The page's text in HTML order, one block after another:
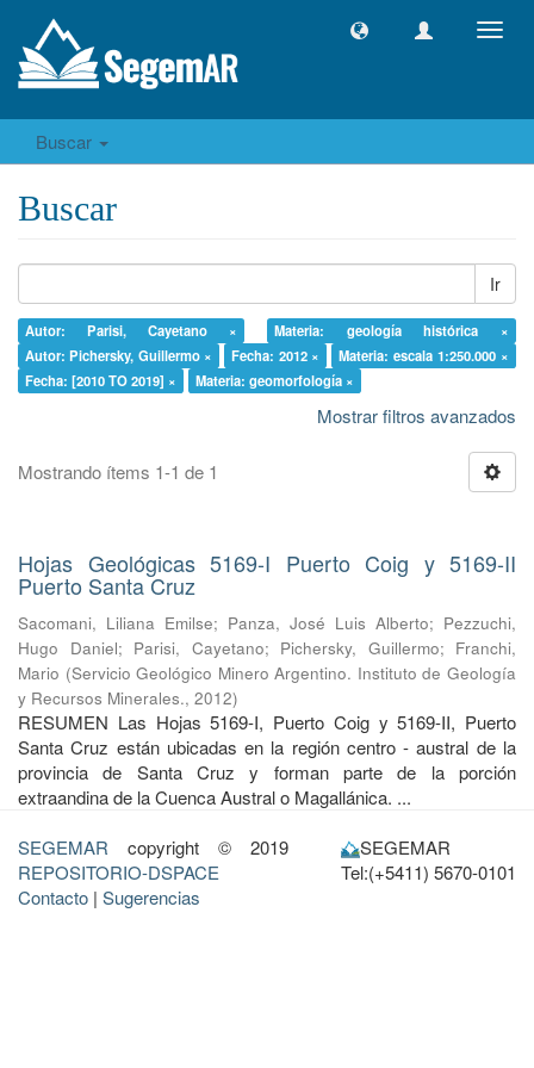
Buscar
Buscar
Ir
Autor: Parisi, Cayetano ×
Materia: geología histórica ×
Autor: Pichersky, Guillermo ×
Fecha: 2012 ×
Materia: escala 1:250.000 ×
Fecha: [2010 TO 2019] ×
Materia: geomorfología ×
Mostrar filtros avanzados
Mostrando ítems 1-1 de 1
Hojas Geológicas 5169-I Puerto Coig y 5169-II
Puerto Santa Cruz
Sacomani, Liliana Emilse; Panza, José Luis Alberto; Pezzuchi,
Hugo Daniel; Parisi, Cayetano; Pichersky, Guillermo; Franchi,
Mario (Servicio Geológico Minero Argentino. Instituto de Geología
y Recursos Minerales., 2012)
RESUMEN Las Hojas 5169-I, Puerto Coig y 5169-II, Puerto
Santa Cruz están ubicadas en la región centro - austral de la
provincia de Santa Cruz y forman parte de la porción
extraandina de la Cuenca Austral o Magallánica. ...
SEGEMAR copyright © 2019
REPOSITORIO-DSPACE
Contacto | Sugerencias
SEGEMAR
Tel:(+5411) 5670-0101